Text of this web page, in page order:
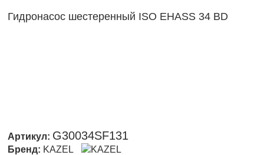
Гидронасос шестеренный ISO EHASS 34 BD
Артикул: G30034SF131
Бренд: KAZEL